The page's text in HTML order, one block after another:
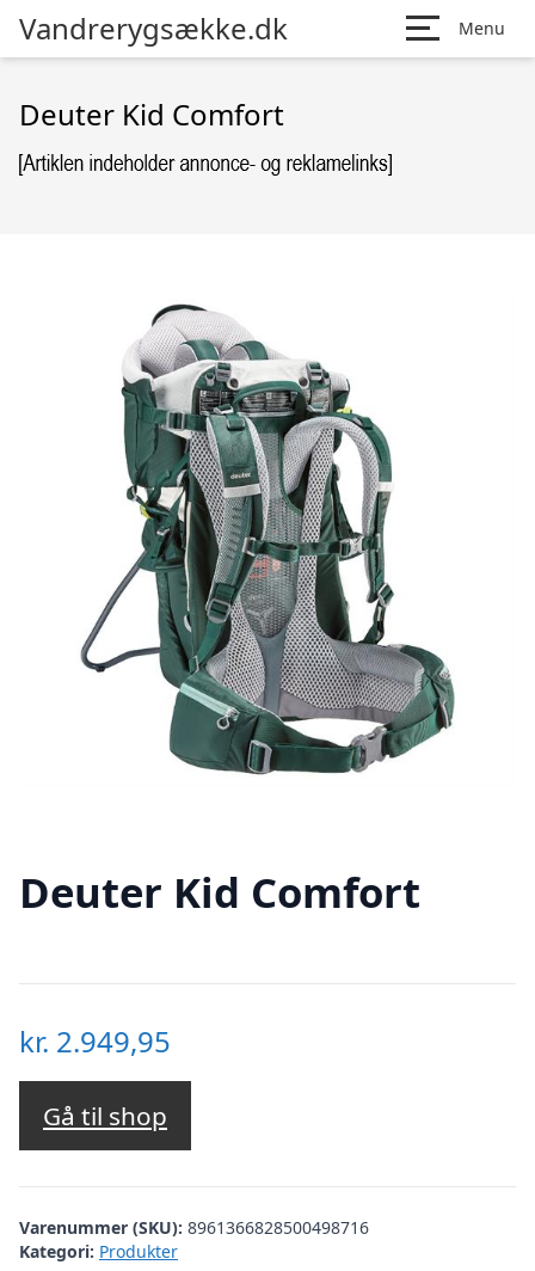
Vandrerygsække.dk Menu
Deuter Kid Comfort
Deuter Kid Comfort
kr. 2.949,95
Gå til shop
Varenummer (SKU): 8961366828500498716
Kategori: Produkter